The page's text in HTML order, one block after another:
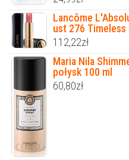
Lancôme
ust 276 Timeless
112,22zł
Maria Nila
połysk 100 ml
60,80zł